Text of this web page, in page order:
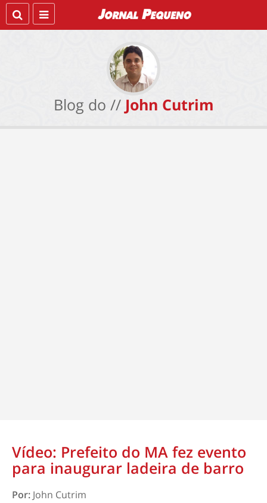
Blog do // John Cutrim
Vídeo: Prefeito do MA fez evento
para inaugurar ladeira de barro
Por: John Cutrim